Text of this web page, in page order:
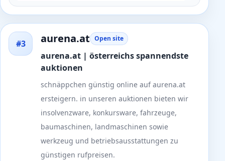
#3 aurena.at Open site
aurena.at | österreichs spannendste
auktionen
schnäppchen günstig online auf aurena.at
ersteigern. in unseren auktionen bieten wir
insolvenzware, konkursware, fahrzeuge,
baumaschinen, landmaschinen sowie
werkzeug und betriebsausstattungen zu
günstigen rufpreisen.